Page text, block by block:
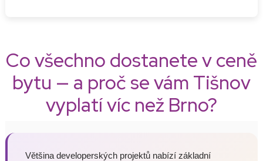
Co všechno dostanete v ceně
bytu — a proč se vám Tišnov
vyplatí víc než Brno?
Většina developerských projektů nabízí základní